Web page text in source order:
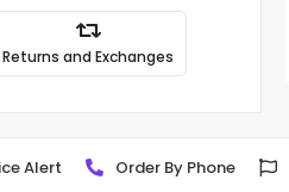
Returns and Exchanges
Alert Order By Phone